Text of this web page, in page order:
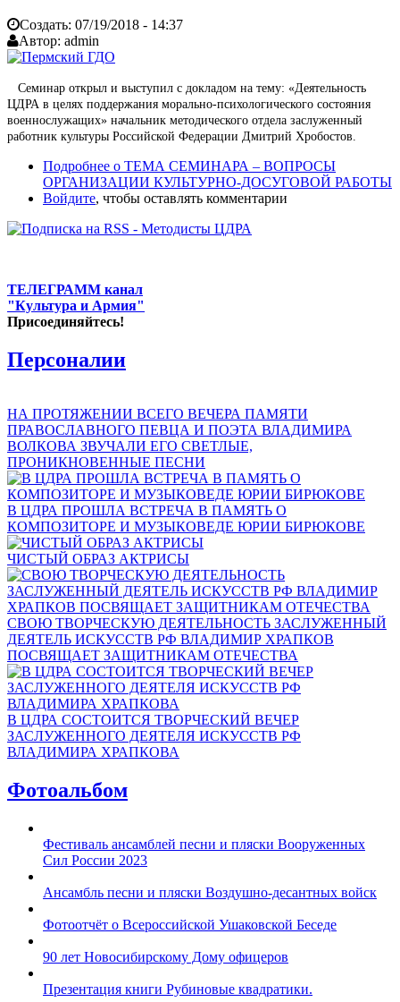
Создать: 07/19/2018 - 14:37
Автор: admin
Семинар открыл и выступил с докладом на тему: «Деятельность
ЦДРА в целях поддержания морально-психологического состояния
военнослужащих» начальник методического отдела заслуженный
работник культуры Российской Федерации Дмитрий Хробостов.
Подробнее о ТЕМА СЕМИНАРА – ВОПРОСЫ
ОРГАНИЗАЦИИ КУЛЬТУРНО-ДОСУГОВОЙ РАБОТЫ
Войдите, чтобы оставлять комментарии
ТЕЛЕГРАММ канал
"Культура и Армия"
Присоединяйтесь!
Персоналии
НА ПРОТЯЖЕНИИ ВСЕГО ВЕЧЕРА ПАМЯТИ
ПРАВОСЛАВНОГО ПЕВЦА И ПОЭТА ВЛАДИМИРА
ВОЛКОВА ЗВУЧАЛИ ЕГО СВЕТЛЫЕ,
ПРОНИКНОВЕННЫЕ ПЕСНИ
В ЦДРА ПРОШЛА ВСТРЕЧА В ПАМЯТЬ О
КОМПОЗИТОРЕ И МУЗЫКОВЕДЕ ЮРИИ БИРЮКОВЕ
ЧИСТЫЙ ОБРАЗ АКТРИСЫ
СВОЮ ТВОРЧЕСКУЮ ДЕЯТЕЛЬНОСТЬ ЗАСЛУЖЕННЫЙ
ДЕЯТЕЛЬ ИСКУССТВ РФ ВЛАДИМИР ХРАПКОВ
ПОСВЯЩАЕТ ЗАЩИТНИКАМ ОТЕЧЕСТВА
В ЦДРА СОСТОИТСЯ ТВОРЧЕСКИЙ ВЕЧЕР
ЗАСЛУЖЕННОГО ДЕЯТЕЛЯ ИСКУССТВ РФ
ВЛАДИМИРА ХРАПКОВА
Фотоальбом
Фестиваль ансамблей песни и пляски Вооруженных
Сил России 2023
Ансамбль песни и пляски Воздушно-десантных войск
Фотоотчёт о Всероссийской Ушаковской Беседе
90 лет Новосибирскому Дому офицеров
Презентация книги Рубиновые квадратики.